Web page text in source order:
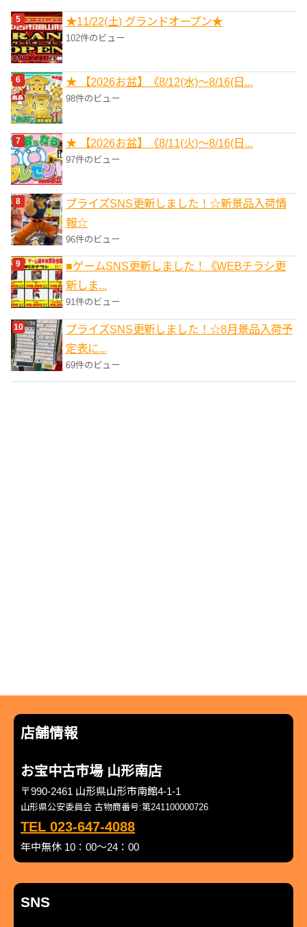
★11/22(土) グランドオープン★
102件のビュー
★ 【2026お盆】《8/12(水)～8/16(日...
98件のビュー
★ 【2026お盆】《8/11(火)～8/16(日...
97件のビュー
プライズSNS更新しました！☆新景品入荷情
報☆
96件のビュー
■ゲームSNS更新しました！《WEBチラシ更
新しま...
91件のビュー
プライズSNS更新しました！☆8月景品入荷予
定表に...
69件のビュー
店舗情報
お宝中古市場 山形南店
〒990-2461 山形県山形市南館4-1-1
山形県公安委員会 古物商番号:第241100000726
TEL 023-647-4088
年中無休 10：00～24：00
SNS